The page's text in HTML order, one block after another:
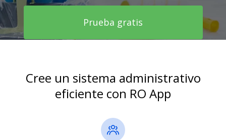
Prueba gratis
Cree un sistema administrativo
eficiente con RO App